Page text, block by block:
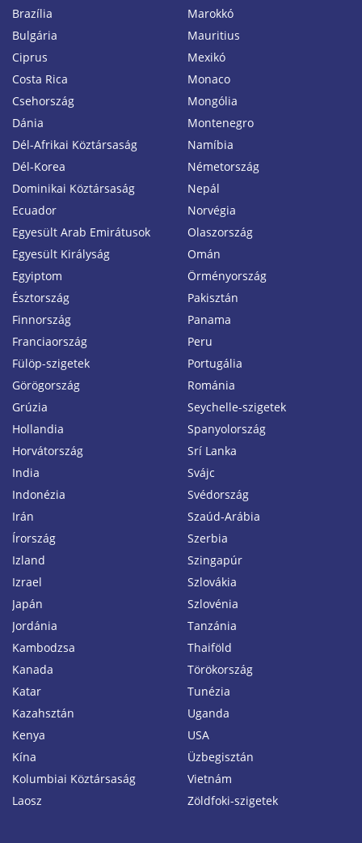
Brazília
Bulgária
Ciprus
Costa Rica
Csehország
Dánia
Dél-Afrikai Köztársaság
Dél-Korea
Dominikai Köztársaság
Ecuador
Egyesült Arab Emirátusok
Egyesült Királyság
Egyiptom
Észtország
Finnország
Franciaország
Fülöp-szigetek
Görögország
Grúzia
Hollandia
Horvátország
India
Indonézia
Irán
Írország
Izland
Izrael
Japán
Jordánia
Kambodzsa
Kanada
Katar
Kazahsztán
Kenya
Kína
Kolumbiai Köztársaság
Laosz
Marokkó
Mauritius
Mexikó
Monaco
Mongólia
Montenegro
Namíbia
Németország
Nepál
Norvégia
Olaszország
Omán
Örményország
Pakisztán
Panama
Peru
Portugália
Románia
Seychelle-szigetek
Spanyolország
Srí Lanka
Svájc
Svédország
Szaúd-Arábia
Szerbia
Szingapúr
Szlovákia
Szlovénia
Tanzánia
Thaiföld
Törökország
Tunézia
Uganda
USA
Üzbegisztán
Vietnám
Zöldfoki-szigetek